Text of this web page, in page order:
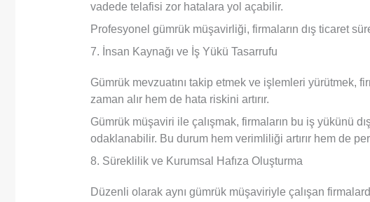
vadede telafisi zor hatalara yol açabilir.
Profesyonel gümrük müşavirliği, firmaların dış ticaret
7. İnsan Kaynağı ve İş Yükü Tasarrufu
Gümrük mevzuatını takip etmek ve işlemleri yürütmek,
zaman alır hem de hata riskini artırır.
Gümrük müşaviri ile çalışmak, firmaların bu iş yükünü
odaklanabilir. Bu durum hem verimliliği artırır hem de
8. Süreklilik ve Kurumsal Hafıza Oluşturma
Düzenli olarak aynı gümrük müşaviriyle çalışan